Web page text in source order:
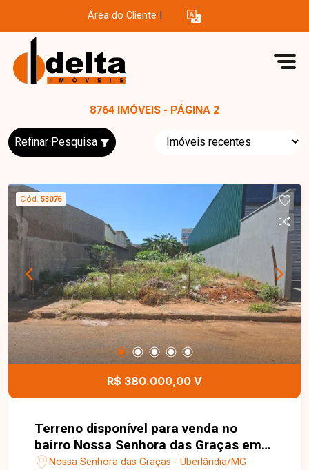
Área do Cliente
8764 IMÓVEIS - PÁGINA 2
Refinar Pesquisa
Cód. 53076
R$ 380.000,00 V
Terreno disponível para venda no
bairro Nossa Senhora das Graças em
Uberlândia MG
Nossa Senhora das Graças - Uberlândia/MG